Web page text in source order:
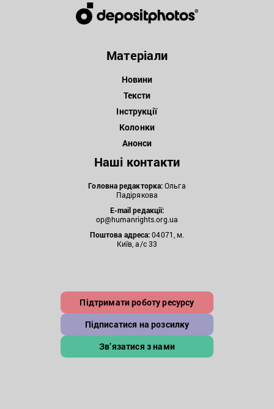
Матеріали
Новини
Тексти
Інструкції
Колонки
Анонси
Наші контакти
Головна редакторка:Ольга
Падірякова
E-mail редакції:
op@humanrights.org.ua
Поштова адреса:04071, м.
Київ, а/с 33
Підтримати роботу ресурсу
Підписатися на розсилку
Зв’язатися з нами